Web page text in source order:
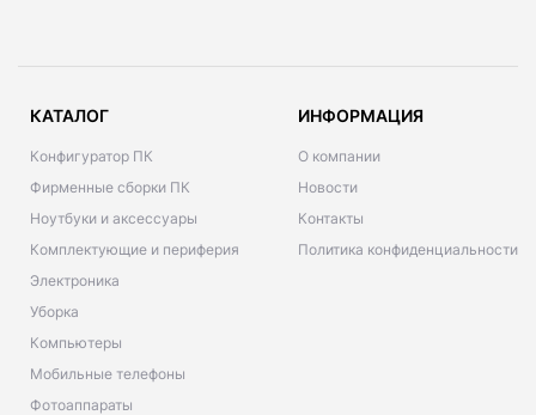
КАТАЛОГ
Конфигуратор ПК
Фирменные сборки ПК
Ноутбуки и аксессуары
Комплектующие и периферия
Электроника
Уборка
Компьютеры
Мобильные телефоны
Фотоаппараты
ИНФОРМАЦИЯ
О компании
Новости
Контакты
Политика конфиденциальности